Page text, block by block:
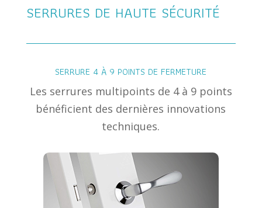
SERRURES DE HAUTE SÉCURITÉ
SERRURE 4 À 9 POINTS DE FERMETURE
Les serrures multipoints de 4 à 9 points
bénéficient des dernières innovations
techniques.